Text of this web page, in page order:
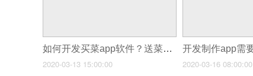
如何开发买菜app软件？送菜app开发运营详解
2020-03-13 15:00:00 2020-03-16 08:00:00